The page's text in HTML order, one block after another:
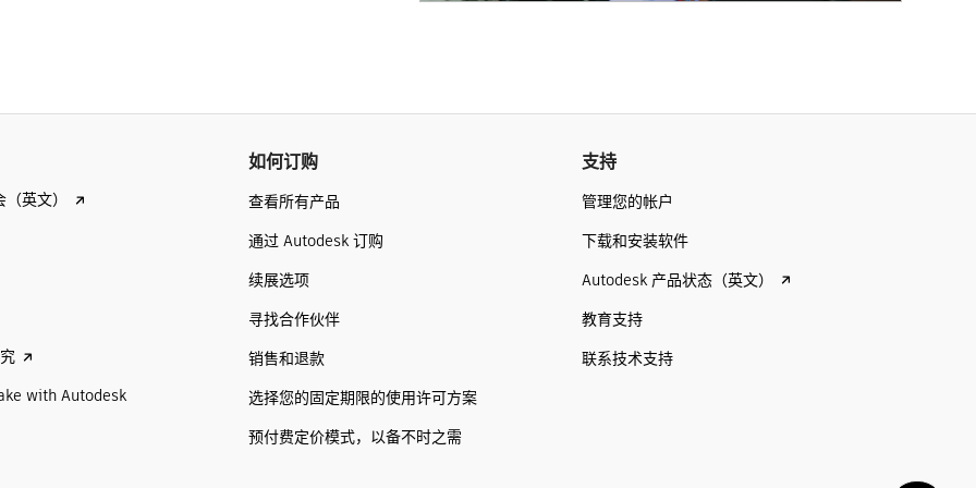
英文）
with Autodesk
如何订购
查看所有产品
通过 Autodesk 订购
续展选项
寻找合作伙伴
销售和退款
选择您的固定期限的使用许可方案
预付费定价模式，以备不时之需
支持
管理您的帐户
下载和安装软件
Autodesk 产品状态（英文）
教育支持
联系技术支持